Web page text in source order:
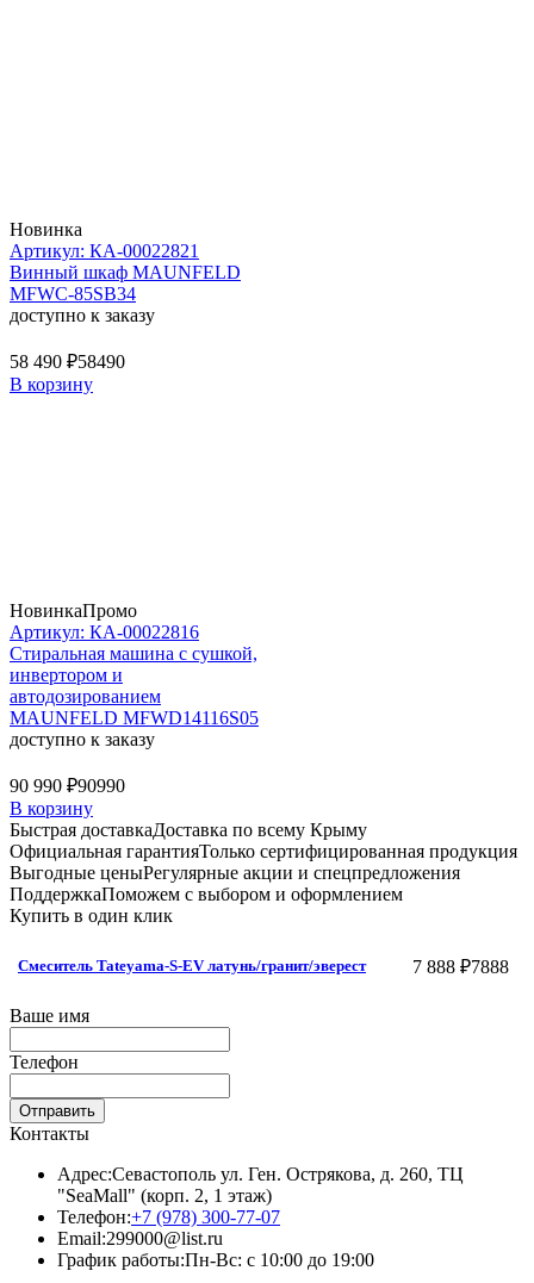
Новинка
Артикул: КА-00022821
Винный шкаф MAUNFELD
MFWC-85SB34
доступно к заказу
58 490 ₽58490
В корзину
НовинкаПромо
Артикул: КА-00022816
Стиральная машина c сушкой,
инвертором и
автодозированием
MAUNFELD MFWD14116S05
доступно к заказу
90 990 ₽90990
В корзину
Быстрая доставкаДоставка по всему Крыму
Официальная гарантияТолько сертифицированная продукция
Выгодные ценыРегулярные акции и спецпредложения
ПоддержкаПоможем с выбором и оформлением
Купить в один клик
Смеситель Tateyama-S-EV латунь/гранит/эверест 7 888 ₽7888
Ваше имя
Телефон
Отправить
Контакты
Адрес:Севастополь ул. Ген. Острякова, д. 260, ТЦ
"SeaMall" (корп. 2, 1 этаж)
Телефон:+7 (978) 300-77-07
Email:299000@list.ru
График работы:Пн-Вс: с 10:00 до 19:00